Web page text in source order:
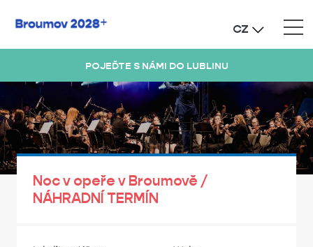
CZ
POJEĎTE S NÁMI DO LUBLINU
Noc v opeře v Broumově /
NÁHRADNÍ TERMÍN